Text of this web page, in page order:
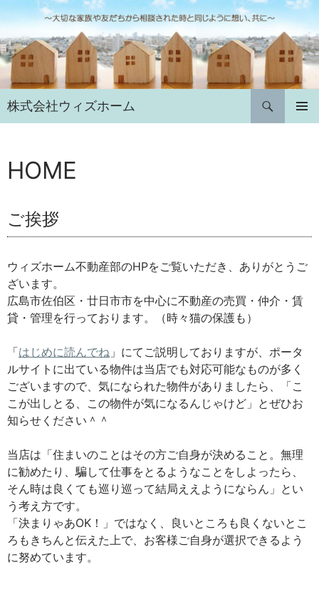
ン
テ
ン
ツ
へ
ス
キ
プ
株式会社ウィズホーム
検
索
HOME
ご挨拶
ウィズホーム不動産部のHPをご覧いただき、ありがとうご
ざいます。
広島市佐伯区・廿日市市を中心に不動産の売買・仲介・賃
貸・管理を行っております。（時々猫の保護も）
「はじめに読んでね 」にてご説明しておりますが、ポータ
ルサイトに出ている物件は当店でも対応可能なものが多く
ございますので、気になられた物件がありましたら、「こ
こが出しとる、この物件が気になるんじゃけど」とぜひお
知らせください＾＾
当店は「住まいのことはその方ご自身が決めること。無理
に勧めたり、騙して仕事をとるようなことをしよったら、
そん時は良くても巡り巡って結局ええようにならん」とい
う考え方です。
「決まりゃあOK！」ではなく、良いところも良くないとこ
ろもきちんと伝えた上で、お客様ご自身が選択できるよう
に努めています。